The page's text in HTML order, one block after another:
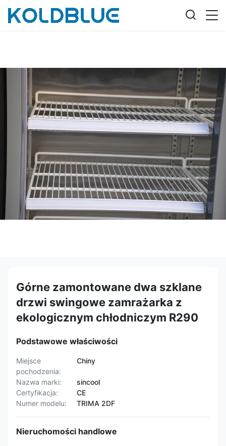
Górne zamontowane dwa szklane
drzwi swingowe zamrażarka z
ekologicznym chłodniczym R290
Podstawowe właściwości
Miejsce
pochodzenia:
Chiny
Nazwa marki:
sincool
Certyfikacja:
CE
Numer modelu:
TRIMA 2DF
Nieruchomości handlowe